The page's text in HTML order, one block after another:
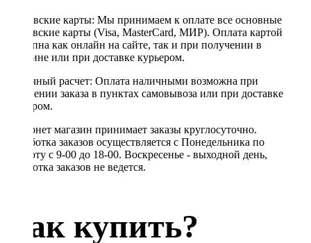
Банковские карты: Мы принимаем к оплате все основные
банковские карты (Visa, MasterCard, МИР). Оплата картой
доступна как онлайн на сайте, так и при получении в
магазине или при доставке курьером.
Наличный расчет: Оплата наличными возможна при
получении заказа в пунктах самовывоза или при доставке
курьером.
Интернет магазин принимает заказы круглосуточно.
Обработка заказов осуществляется с Понедельника по
Субботу с 9-00 до 18-00. Воскресенье - выходной день,
обработка заказов не ведется.
Как купить?